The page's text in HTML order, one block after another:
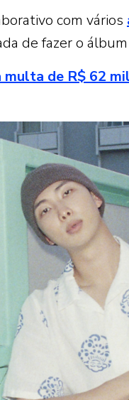
com vários
de fazer o
multa de R$ 62